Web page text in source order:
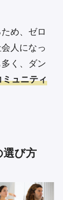
め、ゼロ
人になっ
く、ダン
ミュニティ
選び方